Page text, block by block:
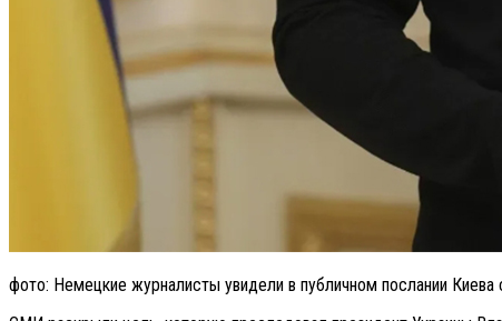
фото: Немецкие журналисты увидели в публичном послании Киева